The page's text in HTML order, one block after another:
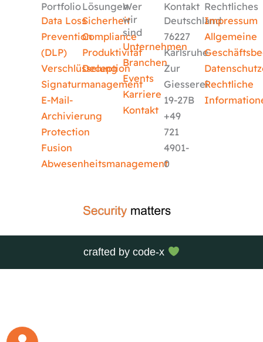
Portfolio
Data Loss
Prevention
(DLP)
Verschlüsselung
Signaturmanagement
E-Mail-
Archivierung
Protection
Fusion
Abwesenheitsmanagement
Lösungen
Sicherheit
Compliance
Produktivität
Deception
Wer
wir
sind
Unternehmen
Branchen
Events
Karriere
Kontakt
Kontakt
Deutschland
76227
Karlsruhe
Zur
Giesserei
19-27B
+49
721
4901-
0
Rechtliches
Impressum
Allgemeine
Rechtliche
crafted bycode-x